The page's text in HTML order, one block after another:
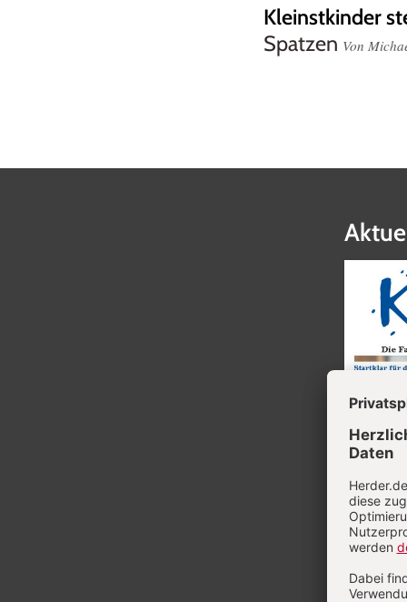
Kleinstkinder
Spatzen Von